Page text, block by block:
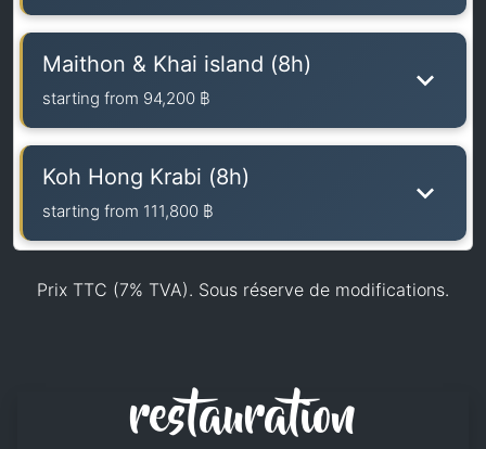
Maithon & Khai island (8h)
starting from 94,200 ฿
Koh Hong Krabi (8h)
starting from 111,800 ฿
Prix TTC (7% TVA). Sous réserve de modifications.
restauration